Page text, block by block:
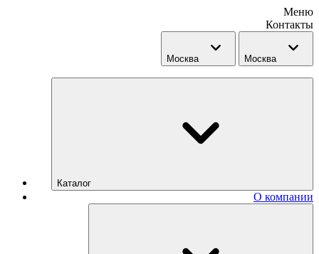
Меню
Контакты
Москва Москва
Каталог
О компании